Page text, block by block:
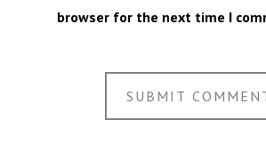
browser for the next time I